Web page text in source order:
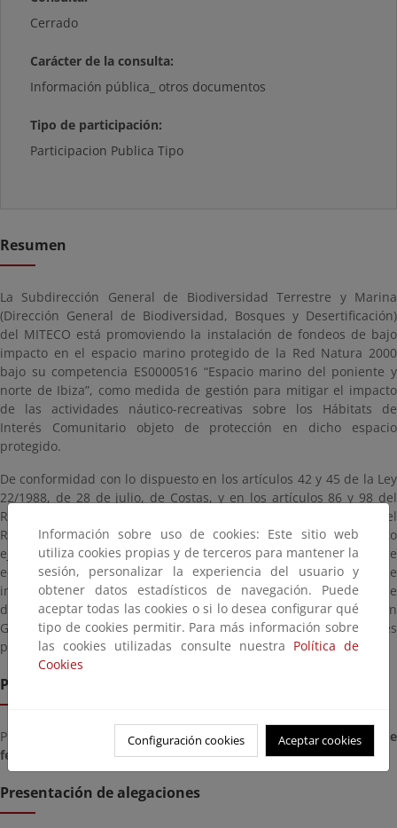
Cerrado
Carácter de la consulta:
Información pública_ otros documentos
Tipo de participación:
Participacion Publica Tipo
Resumen
La Subdirección General de Biodiversidad Terrestre y Marina
(Dirección General de Biodiversidad, Bosques y Desertificación)
del MITECO está promoviendo la instalación de fondeos de bajo
impacto en el espacio marino protegido de la Red Natura 2000
bajo su competencia ES0000516 “Espacio marino del poniente y
norte de Ibiza”, como medida de gestión para mitigar el impacto
de las actividades náutico-recreativas sobre los Hábitats de
Interés Comunitario objeto de protección en dicho espacio
protegido.
De conformidad con lo dispuesto en los artículos 42 y 45 de la Ley
22/1988, de 28 de julio, de Costas, y en los artículos 86 y 98 del
Real Decreto 876/2014, de 10 de octubre, por el que se aprueba el
Reglamento General de Costas, se somete el proyecto «Proyecto
ejecutivo para la instalación de un campo de boyas de amarre
ecológicas en Cala Salada, Ibiza, en Illes Balears» a un periodo de
información pública preceptivo para el trámite de reserva de
dominio público marítimo-terrestre en favor de la Administración
General del Estado, necesario para realizar las actuaciones
previstas.
Plazo de remisión
Plazo para presentar documentación desde elmiércoles, 18 de
febrero de 2026
hasta elmiércoles, 18 de marzo de 2026
Presentación de alegaciones
Información sobre uso de cookies: Este sitio web
utiliza cookies propias y de terceros para mantener la
sesión, personalizar la experiencia del usuario y
obtener datos estadísticos de navegación. Puede
aceptar todas las cookies o si lo desea configurar qué
tipo de cookies permitir. Para más información sobre
las cookies utilizadas consulte nuestra Política de
Cookies
Configuración cookies Aceptar cookies